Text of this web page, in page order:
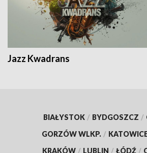
Jazz Kwadrans
BIAŁYSTOK / BYDGOSZCZ /
GORZÓW WLKP. /
KRAKÓW / LUBLIN / ŁÓDŹ /